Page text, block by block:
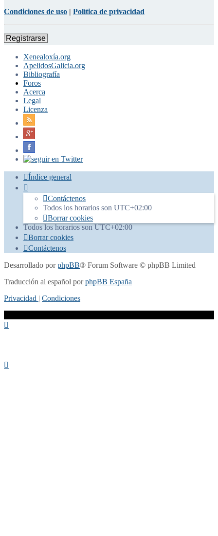
Condiciones de uso | Política de privacidad
Registrarse
Xenealoxía.org
ApelidosGalicia.org
Bibliografía
Foros
Acerca
Legal
Licenza
Índice general
Contáctenos
Todos los horarios son UTC+02:00
Borrar cookies
Todos los horarios sonUTC+02:00
Borrar cookies
Contáctenos
Desarrollado porphpBB® Forum Software © phpBB Limited
Traducción al español porphpBB España
Privacidad | Condiciones